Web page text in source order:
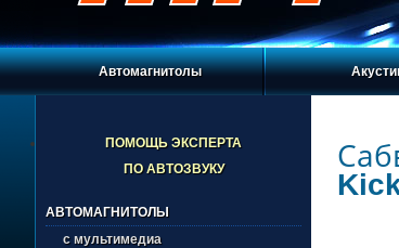
Автомагнитолы
ПОМОЩЬ ЭКСПЕРТА
ПО АВТОЗВУКУ
АВТОМАГНИТОЛЫ
с мультимедиа